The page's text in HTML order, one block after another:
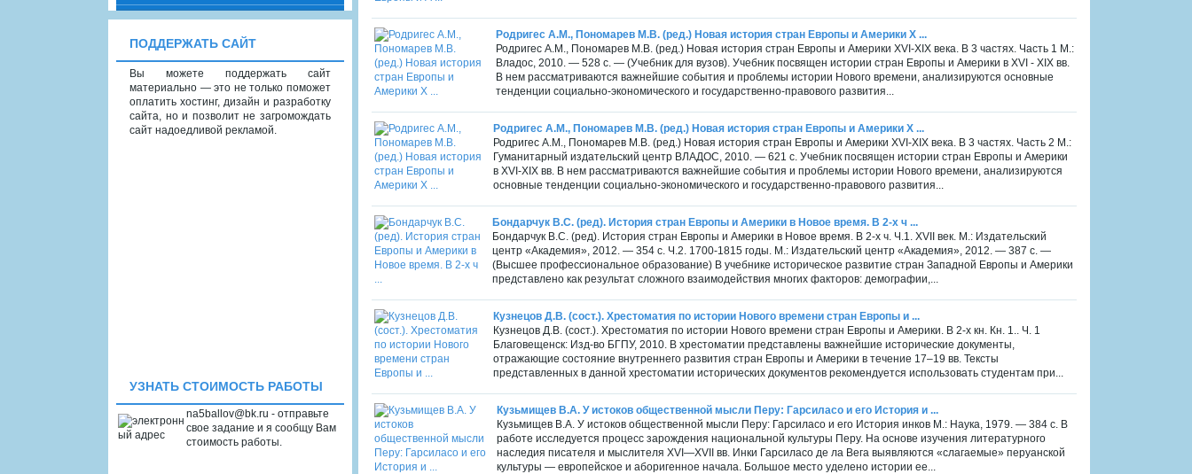
Родригес A.M., Пономарев М.В. (ред.) Новая история стран Европы и Америки X ...
Родригес A.M., Пономарев М.В. (ред.) Новая история стран Европы и Америки XVI-XIX века. В 3 частях. Часть 1 М.:
Владос, 2010. — 528 с. — (Учебник для вузов). Учебник посвящен истории стран Европы и Америки в XVI - XIX вв.
В нем рассматриваются важнейшие события и проблемы истории Нового времени, анализируются основные
тенденции социально-экономического и государственно-правового развития...
Родригес A.M., Пономарев М.В. (ред.) Новая история стран Европы и Америки X ...
Родригес A.M., Пономарев М.В. (ред.) Новая история стран Европы и Америки XVI-XIX века. В 3 частях. Часть 2 М.:
Гуманитарный издательский центр ВЛАДОС, 2010. — 621 с. Учебник посвящен истории стран Европы и Америки
в XVI-XIX вв. В нем рассматриваются важнейшие события и проблемы истории Нового времени, анализируются
основные тенденции социально-экономического и государственно-правового развития...
Бондарчук В.С. (ред). История стран Европы и Америки в Новое время. В 2-х ч ...
Бондарчук В.С. (ред). История стран Европы и Америки в Новое время. В 2-х ч. Ч.1. XVII век. М.: Издательский
центр «Академия», 2012. — 354 с. Ч.2. 1700-1815 годы. М.: Издательский центр «Академия», 2012. — 387 с. —
(Высшее профессиональное образование) В учебнике историческое развитие стран Западной Европы и Америки
представлено как результат сложного взаимодействия многих факторов: демографии,...
Кузнецов Д.В. (сост.). Хрестоматия по истории Нового времени стран Европы и ...
Кузнецов Д.В. (сост.). Хрестоматия по истории Нового времени стран Европы и Америки. В 2-х кн. Кн. 1.. Ч. 1
Благовещенск: Изд-во БГПУ, 2010. В хрестоматии представлены важнейшие исторические документы,
отражающие состояние внутреннего развития стран Европы и Америки в течение 17–19 вв. Тексты
представленных в данной хрестоматии исторических документов рекомендуется использовать студентам при...
Кузьмищев В.А. У истоков общественной мысли Перу: Гарсиласо и его История и ...
Кузьмищев В.А. У истоков общественной мысли Перу: Гарсиласо и его История инков М.: Наука, 1979. — 384 с. В
работе исследуется процесс зарождения национальной культуры Перу. На основе изучения литературного
наследия писателя и мысли­теля XVI—XVII вв. Инки Гарсиласо де ла Вега выявляются «слагае­мые» перуанской
культуры — европейское и аборигенное начала. Большое место уделено истории ее...
ПОДДЕРЖАТЬ САЙТ
Вы можете поддержать сайт
материально — это не только поможет
оплатить хостинг, дизайн и разработку
сайта, но и позволит не загромождать
сайт надоедливой рекламой.
УЗНАТЬ СТОИМОСТЬ РАБОТЫ
na5ballov@bk.ru - отправьте
свое задание и я сообщу Вам
стоимость работы.